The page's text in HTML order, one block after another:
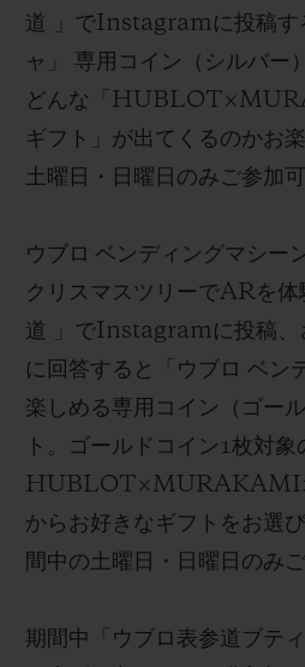
道 」でInstagramに投稿す
ャ
」 専用 コイン（シルバー
どんな「
ギフト
」が出てくるのかお
土曜日・日曜日のみご参加可
ウブロ ベンディングマシー
クリスマスツリーでARを体
道
」でInstagramに投稿、
に回答する と「 ウブロ ベン
楽しめる専用 コイン（ゴー
ト。ゴールドコイン 1枚対象
HUBLOT×MURAKAMI
からお好きなギフトをお選
間中の土曜日・日曜日のみ
期間中 「ウブロ表参道ブテ